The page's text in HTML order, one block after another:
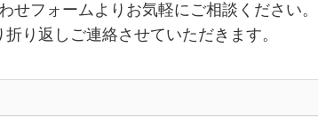
せフォームよりお気軽にご相談ください。
り返しご連絡させていただきます。